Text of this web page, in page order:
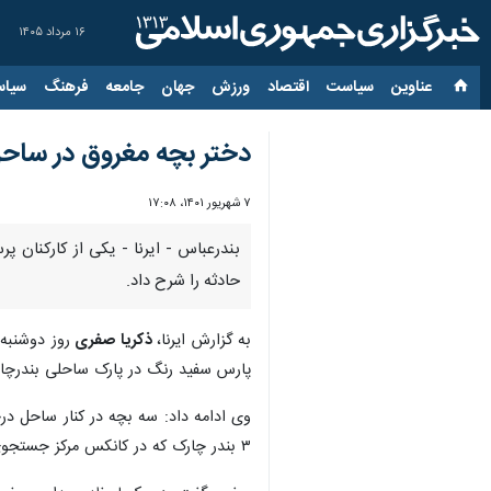
۱۶ مرداد ۱۴۰۵
عناوین‌ سیاست اقتصاد ورزش جهان جامعه فرهنگ
دختر بچه مغروق در
۷ شهریور ۱۴۰۱، ۱۷:۰۸